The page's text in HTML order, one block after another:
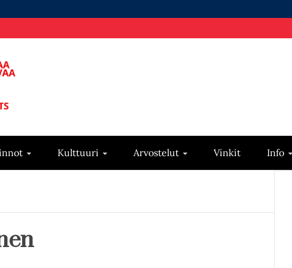
Kulttuuri Arvostelut Vinkit Info